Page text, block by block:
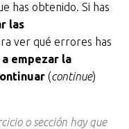
has obtenido. Si has
las
ver qué errores has
empezar la
(continue)
o sección hay que